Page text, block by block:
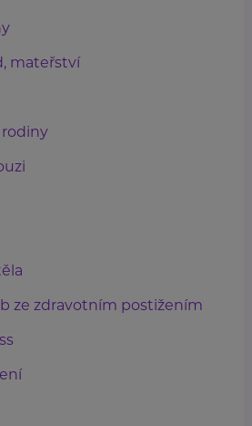
mateřství
rodiny
ze zdravotním postižením